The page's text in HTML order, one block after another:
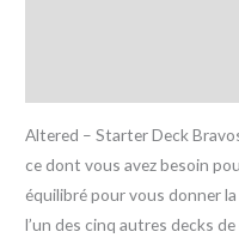
Altered – Starter Deck
ce dont vous avez besoin
équilibré pour vous donner
l’un des cinq autres decks